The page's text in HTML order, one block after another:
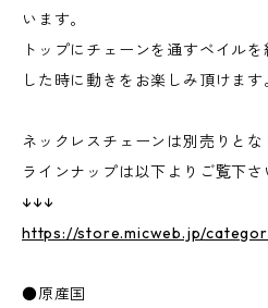
います。
トップにチェーンを通すベイル
した時に動きをお楽しみ頂けます
ネックレスチェーンは別売りとな
ラインナップは以下よりご覧下さ
↓↓↓
https://store.micweb.jp/
●原産国